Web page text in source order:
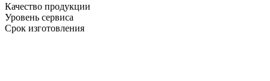
Качество продукции
Уровень сервиса
Срок изготовления